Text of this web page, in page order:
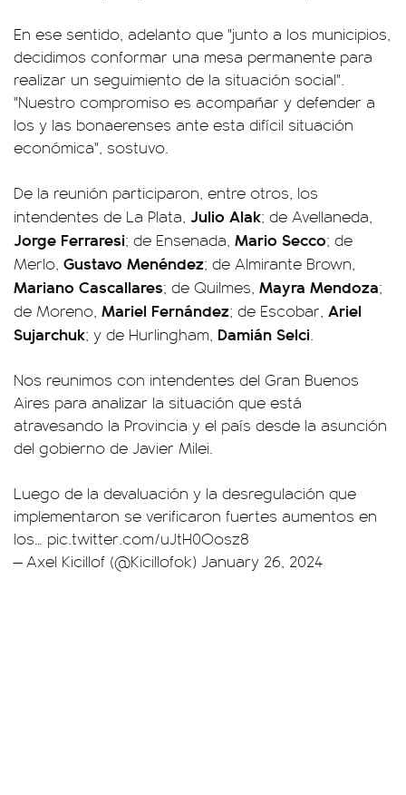
En ese sentido, adelanto que "junto a los municipios,
decidimos conformar una mesa permanente para
realizar un seguimiento de la situación social".
"Nuestro compromiso es acompañar y defender a
los y las bonaerenses ante esta difícil situación
económica", sostuvo.
De la reunión participaron, entre otros, los
intendentes de La Plata, Julio Alak; de Avellaneda,
Jorge Ferraresi; de Ensenada, Mario Secco; de
Merlo, Gustavo Menéndez; de Almirante Brown,
Mariano Cascallares; de Quilmes, Mayra Mendoza;
de Moreno, Mariel Fernández; de Escobar, Ariel
Sujarchuk; y de Hurlingham, Damián Selci.
Nos reunimos con intendentes del Gran Buenos
Aires para analizar la situación que está
atravesando la Provincia y el país desde la asunción
del gobierno de Javier Milei.
Luego de la devaluación y la desregulación que
implementaron se verificaron fuertes aumentos en
los… pic.twitter.com/uJtH0Oosz8
— Axel Kicillof (@Kicillofok) January 26, 2024